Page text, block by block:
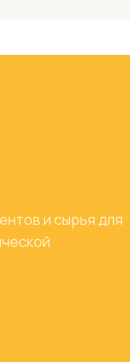
и сырья для